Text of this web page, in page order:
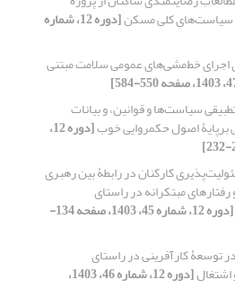
سیاست‌های کلی مسکن [دوره 12، شماره
اجرای خط‌مشی‌های عمومی سلامت مبتنی
سیاست‌ها و قوانین، و بیانات
برپایۀ اصول حکمروایی خوب [دوره 12،
کارکنان در رابطۀ بین رهبری
مبتکرانه در راستای
[دوره 12، شماره 45، 1403، صفحه 134-
توسعۀ کارآفرینی در راستای
[دوره 12، شماره 46، 1403،